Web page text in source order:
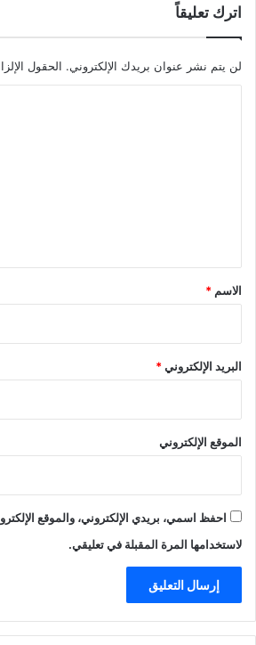
اترك تعليقاً
لن يتم نشر عنوان بريدك الإلكتروني. الحقول
*
الاسم *
البريد الإلكتروني*
الموقع الإلكتروني
احفظ اسمي، بريدي الإلكتروني، والموقع
لاستخدامها المرة المقبلة في تعليقي.